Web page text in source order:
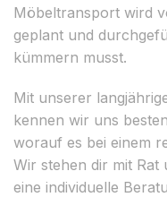
Möbeltransport wird
geplant und
kümmern musst.
Mit unserer
kennen wir uns
worauf es bei einem
Wir stehen dir mit Rat
eine individuelle